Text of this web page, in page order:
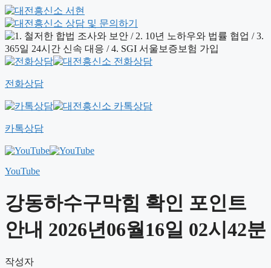
전화상담
카톡상담
YouTube
강동하수구막힘 확인 포인트
안내 2026년06월16일 02시42분
작성자